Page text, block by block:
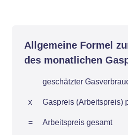
Allgemeine Formel
des monatlichen
geschätzter
x Gaspreis (Arbeitspreis)
= Arbeitspreis gesamt